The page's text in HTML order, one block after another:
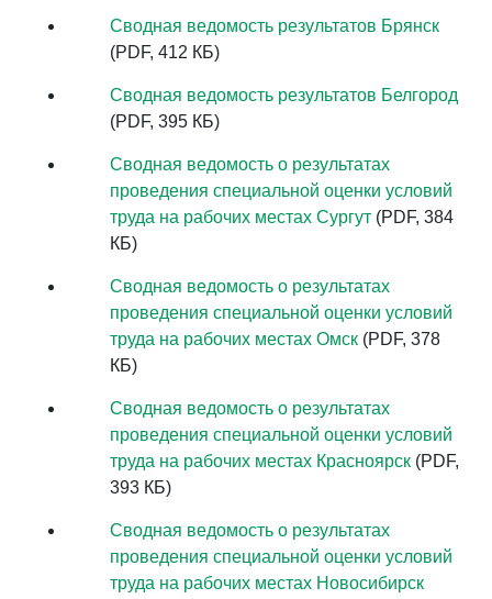
Сводная ведомость результатов Брянск
(PDF, 412 КБ)
Сводная ведомость результатов Белгород
(PDF, 395 КБ)
Сводная ведомость о результатах
проведения специальной оценки условий
труда на рабочих местах Сургут (PDF, 384
КБ)
Сводная ведомость о результатах
проведения специальной оценки условий
труда на рабочих местах Омск (PDF, 378
КБ)
Сводная ведомость о результатах
проведения специальной оценки условий
труда на рабочих местах Красноярск (PDF,
393 КБ)
Сводная ведомость о результатах
проведения специальной оценки условий
труда на рабочих местах Новосибирск